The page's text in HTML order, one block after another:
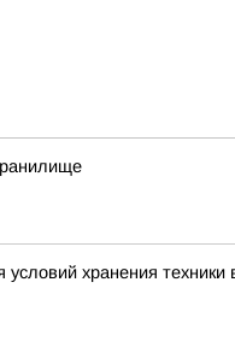
хранения